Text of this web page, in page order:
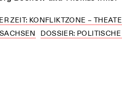
ZEIT: KONFLIKTZONE –
SACHSEN DOSSIER: